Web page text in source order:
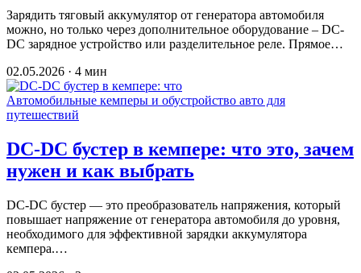
Зарядить тяговый аккумулятор от генератора автомобиля
можно, но только через дополнительное оборудование – DC-
DC зарядное устройство или разделительное реле. Прямое…
02.05.2026 · 4 мин
Автомобильные кемперы и обустройство авто для
путешествий
DC-DC бустер в кемпере: что это, зачем
нужен и как выбрать
DC-DC бустер — это преобразователь напряжения, который
повышает напряжение от генератора автомобиля до уровня,
необходимого для эффективной зарядки аккумулятора
кемпера.…